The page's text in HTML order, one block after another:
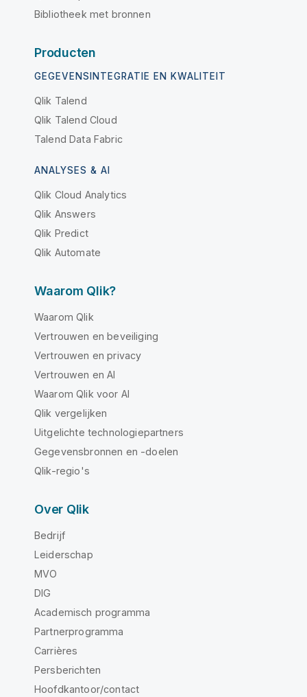
Bibliotheek met bronnen
Producten
GEGEVENSINTEGRATIE EN KWALITEIT
Qlik Talend
Qlik Talend Cloud
Talend Data Fabric
ANALYSES & AI
Qlik Cloud Analytics
Qlik Answers
Qlik Predict
Qlik Automate
Waarom Qlik?
Waarom Qlik
Vertrouwen en beveiliging
Vertrouwen en privacy
Vertrouwen en AI
Waarom Qlik voor AI
Qlik vergelijken
Uitgelichte technologiepartners
Gegevensbronnen en -doelen
Qlik-regio's
Over Qlik
Bedrijf
Leiderschap
MVO
DIG
Academisch programma
Partnerprogramma
Carrières
Persberichten
Hoofdkantoor/contact